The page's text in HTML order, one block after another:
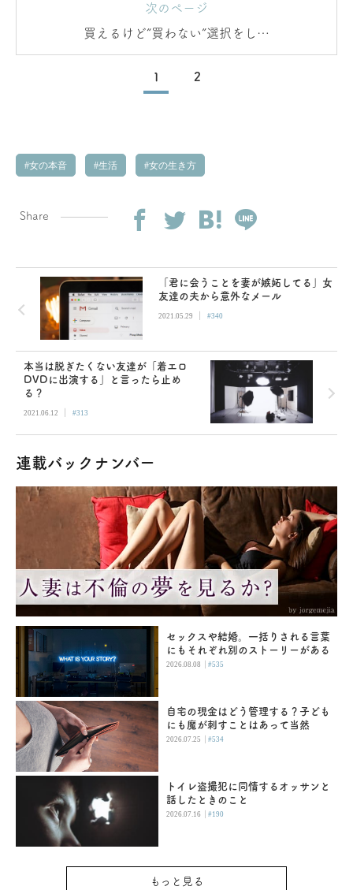
次のページ
買えるけど“買わない”選択をして
いた
1 2
女の本音 生活 女の生き方
Share
「君に会うことを妻が嫉妬してる」女
友達の夫から意外なメール
2021.05.29 | #340
本当は脱ぎたくない友達が「着エロ
DVDに出演する」と言ったら止め
る？
2021.06.12 | #313
連載バックナンバー
セックスや結婚。一括りされる言葉
にもそれぞれ別のストーリーがある
2026.08.08 |#535
自宅の現金はどう管理する？子ども
にも魔が刺すことはあって当然
2026.07.25 |#534
トイレ盗撮犯に同情するオッサンと
話したときのこと
2026.07.16 |#190
もっと見る